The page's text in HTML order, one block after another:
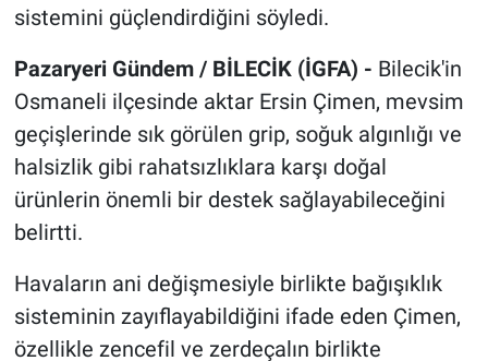
sistemini güçlendirdiğini söyledi.
Pazaryeri Gündem / BİLECİK (İGFA) - Bilecik'in
Osmaneli ilçesinde aktar Ersin Çimen, mevsim
geçişlerinde sık görülen grip, soğuk algınlığı ve
halsizlik gibi rahatsızlıklara karşı doğal
ürünlerin önemli bir destek sağlayabileceğini
belirtti.
Havaların ani değişmesiyle birlikte bağışıklık
sisteminin zayıflayabildiğini ifade eden Çimen,
özellikle zencefil ve zerdeçalın birlikte